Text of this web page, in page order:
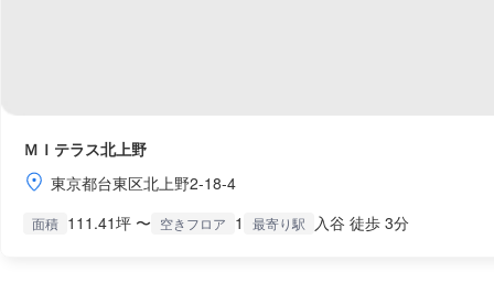
ＭＩテラス北上野
東京都台東区北上野2-18-4
面積 111.41坪 〜 空きフロア 1 最寄り駅 入谷 徒歩 3分